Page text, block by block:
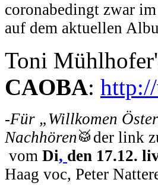
coronabedingt zwar
auf dem aktuellen
Toni
CAOBA:
-Für „Willkomen
Nachhören🥁der link
vom Di, den 17.12.
Haag voc, Peter